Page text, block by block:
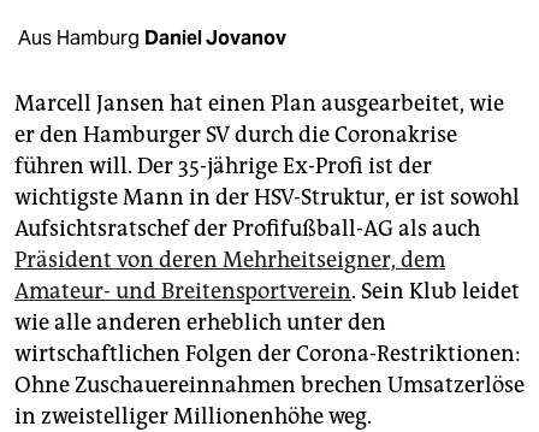
fragen & hilfe
unterstützen
abo
genossenschaft
epaper login
Aus Hamburg Daniel Jovanov
Marcell Jansen hat einen Plan ausgearbeitet, wie
er den Hamburger SV durch die Coronakrise
führen will. Der 35-jährige Ex-Profi ist der
wichtigste Mann in der HSV-Struktur, er ist sowohl
Aufsichtsratschef der Profifußball-AG als auch
Präsident von deren Mehrheitseigner, dem
Amateur- und Breitensportverein. Sein Klub leidet
wie alle anderen erheblich unter den
wirtschaftlichen Folgen der Corona-Restriktionen:
Ohne Zuschauereinnahmen brechen Umsatzerlöse
in zweistelliger Millionenhöhe weg.